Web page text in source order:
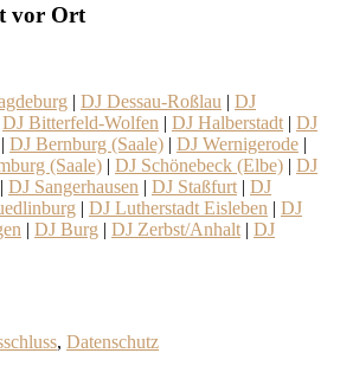
vor Ort
| DJ Dessau-Roßlau | DJ
DJ Bitterfeld-Wolfen | DJ Halberstadt | DJ
| DJ Bernburg (Saale) | DJ Wernigerode |
(Saale) | DJ Schönebeck (Elbe) | DJ
| DJ Sangerhausen | DJ Staßfurt | DJ
| DJ Lutherstadt Eisleben | DJ
| DJ Burg | DJ Zerbst/Anhalt | DJ
, Datenschutz